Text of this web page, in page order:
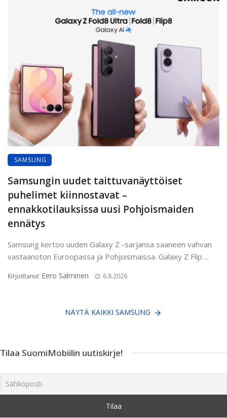
SAMSUNG
Samsungin uudet taittuvanäyttöiset
puhelimet kiinnostavat –
ennakkotilauksissa uusi Pohjoismaiden
ennätys
Samsung kertoo uuden Galaxy Z -sarjansa saaneen vahvan
vastaanoton Euroopassa ja Pohjoismaissa. Galaxy Z Flip ...
Kirjoittanut Eero Salminen 6.8.2026
NÄYTÄ KAIKKI SAMSUNG
Tilaa SuomiMobiilin uutiskirje!